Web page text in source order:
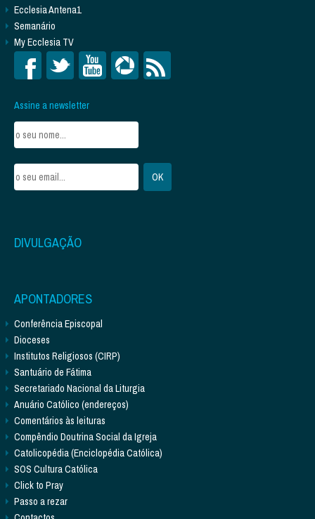
Ecclesia Antena1
Semanário
My Ecclesia TV
Assine a newsletter
DIVULGAÇÃO
APONTADORES
Conferência Episcopal
Dioceses
Institutos Religiosos (CIRP)
Santuário de Fátima
Secretariado Nacional da Liturgia
Anuário Católico (endereços)
Comentários às leituras
Compêndio Doutrina Social da Igreja
Catolicopédia (Enciclopédia Católica)
SOS Cultura Católica
Click to Pray
Passo a rezar